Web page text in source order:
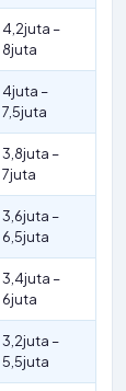
4,2juta –
8juta
4juta –
7,5juta
3,8juta –
7juta
3,6juta –
6,5juta
3,4juta –
6juta
3,2juta –
5,5juta